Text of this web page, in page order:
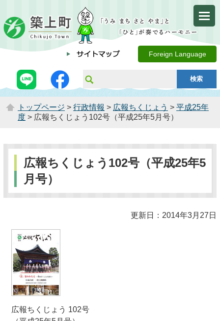
Foreign Language
トップページ > 行政情報 > 広報ちくじょう > 平成25年
度 > 広報ちくじょう102号（平成25年5月号）
広報ちくじょう102号（平成25年5
月号）
更新日：2014年3月27日
広報ちくじょう 102号